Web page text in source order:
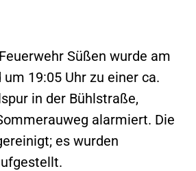
Süßen wurde am
19:05 Uhr zu einer ca.
in der Bühlstraße,
alarmiert. Die
es wurden